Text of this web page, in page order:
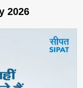
2026